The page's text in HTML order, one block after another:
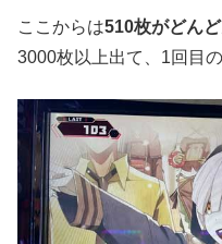
ここからは510枚がどん
3000枚以上出て、1回目